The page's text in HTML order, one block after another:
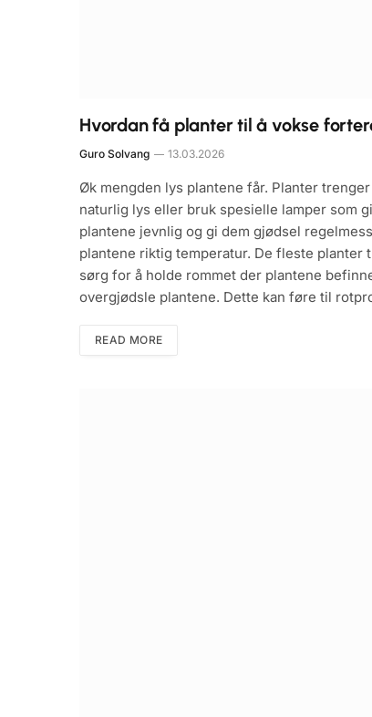
Hvordan få planter til å vokse
Guro Solvang 13.03.2026
Øk mengden lys plantene får. Planter
naturlig lys eller bruk spesielle lamper som
plantene jevnlig og gi dem gjødsel
plantene riktig temperatur. De fleste planter
sørg for å holde rommet der plantene
overgjødsle plantene. Dette kan føre til
READ MORE